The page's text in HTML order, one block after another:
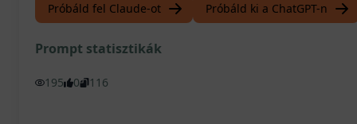
Próbáld fel Claude-ot Próbáld ki a ChatGPT-n
Prompt statisztikák
195 0 116